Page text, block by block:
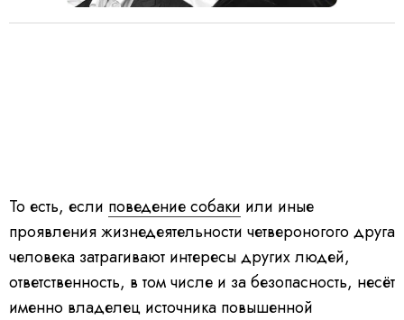
То есть, если поведение собаки или иные
проявления жизнедеятельности четвероногого друга
человека затрагивают интересы других людей,
ответственность, в том числе и за безопасность, несёт
именно владелец источника повышенной